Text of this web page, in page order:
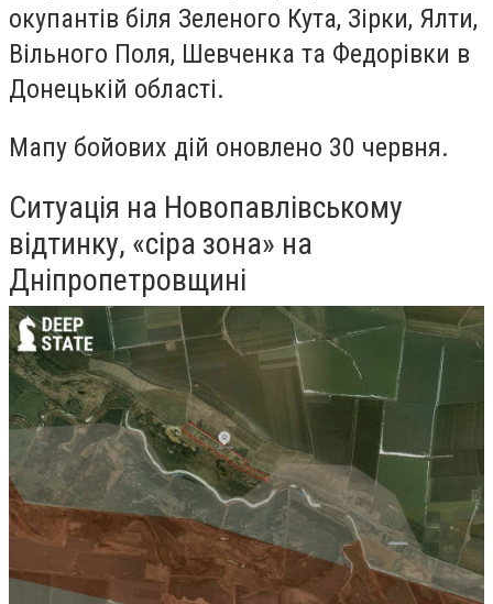
окупантів біля Зеленого Кута, Зірки, Ялти,
Вільного Поля, Шевченка та Федорівки в
Донецькій області.
Мапу бойових дій оновлено 30 червня.
Ситуація на Новопавлівському
відтинку, «сіра зона» на
Дніпропетровщині